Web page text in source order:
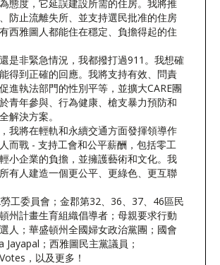
態度，它延誤建設所需的住房。我將推
防止流離失所、並支持選民批准的住房
西雅圖人都能住在穩定、負擔得起的住
是非緊急情況，我都撥打過911。我想確
得到正確的回應。我將支持有效、問責
進執法部門的性別平等，並擴大CARE團
青年參與、行為健康、槍支暴力預防和
解決方案。
我將在輕軌和永續交通方面發揮領導作
而戰 - 支持工會和公平薪酬，包括零工
小企業的負擔，並擁護藝術和文化。我
有人建造一個更公平、更綠色、更互聯
工委員會；金郡第32、36、37、46區民
州計畫生育組織倡導者；母親要求行動
人；華盛頓州全國婦女政治黨團；國會
Jayapal；西雅圖民主黨議員；
，以及更多！